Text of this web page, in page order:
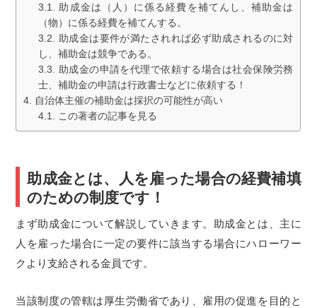
助成金は（人）に係る経費を補てんし、補助金は
（物）に係る経費を補てんする。
助成金は要件が満たされれば必ず助成されるのに対
し、補助金は競争である。
助成金の申請を代理で依頼する場合は社会保険労務
士、補助金の申請は行政書士などに依頼する！
自治体主催の補助金は採択の可能性が高い
この著者の記事を見る
助成金とは、人を雇った場合の経費補填
のための制度です！
まず助成金について解説していきます。助成金とは、主に
人を雇った場合に一定の要件に該当する場合にハローワー
クより支給される金員です。
当該制度の管轄は厚生労働省であり、雇用の促進を目的と